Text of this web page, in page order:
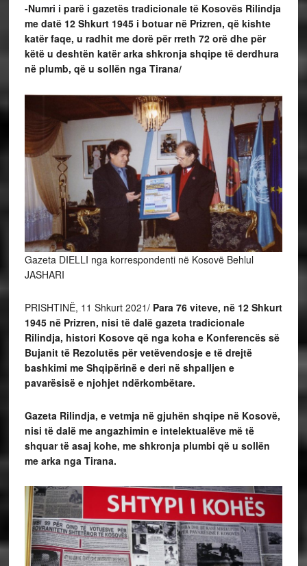
-Numri i parë i gazetës tradicionale të Kosovës Rilindja
me datë 12 Shkurt 1945 i botuar në Prizren, që kishte
katër faqe, u radhit me dorë për rreth 72 orë dhe për
këtë u deshtën katër arka shkronja shqipe të derdhura
në plumb, që u sollën nga Tirana/
Gazeta DIELLI nga korrespondenti në Kosovë Behlul
JASHARI
PRISHTINË, 11 Shkurt 2021/ Para 76 viteve, në 12 Shkurt
1945 në Prizren, nisi të dalë gazeta tradicionale
Rilindja, histori Kosove që nga koha e Konferencës së
Bujanit të Rezolutës për vetëvendosje e të drejtë
bashkimi me Shqipërinë e deri në shpalljen e
pavarësisë e njohjet ndërkombëtare.
Gazeta Rilindja, e vetmja në gjuhën shqipe në Kosovë,
nisi të dalë me angazhimin e intelektualëve më të
shquar të asaj kohe, me shkronja plumbi që u sollën
me arka nga Tirana.